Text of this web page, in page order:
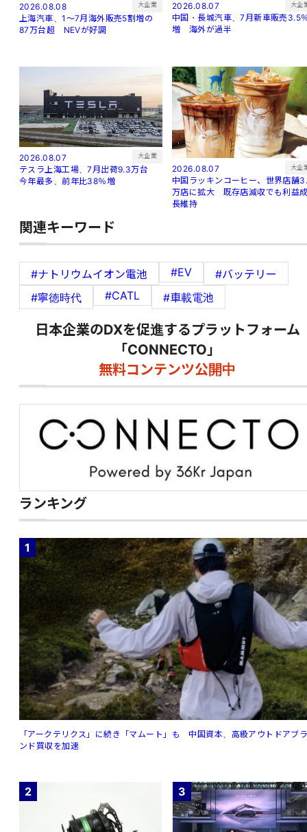
2026.08.08 大企業
上海汽車、1～7月海外販売5割増の
87万台超 NEVが好調
2026.08.07 大企
中国・長城汽車、7月新車販売3.5
増 海外が過半
2026.08.07 大企業
テスラ上海工場、7月出荷9.3万台
今年最多、前年比38％増
2026.08.07 大企
中国ラッキンコーヒー、世界店舗
万店に拡大 既存店減収でも利益
長維持
関連キーワード
#ナトリウムイオン電池 #EV
#バッテリー
#寧徳時代
#CATL #車載電池
日本企業のDXを促進するプラットフォーム
「CONNECTO」
無料コンテンツ公開中
ランキング
1
「アークテリクス」に続き「マムート」も 中国資本、高級アウトドアブ
ンド買収を加速
2 3